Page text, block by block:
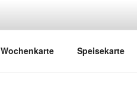
BISTRO
Café – Bistro – Catering
Wochenkarte Speisekarte